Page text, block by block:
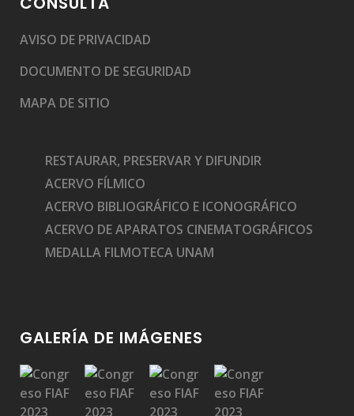
AVISO DE PRIVACIDAD
DOCUMENTO DE SEGURIDAD
MAPA DE SITIO
RESTAURAR, PRESERVAR Y DIFUNDIR
ACERVO FÍLMICO
ACERVO BIBLIOGRÁFICO E ICONOGRÁFICO
ACERVO DE APARATOS CINEMATOGRÁFICOS
MEDALLA FILMOTECA UNAM
GALERÍA DE IMÁGENES